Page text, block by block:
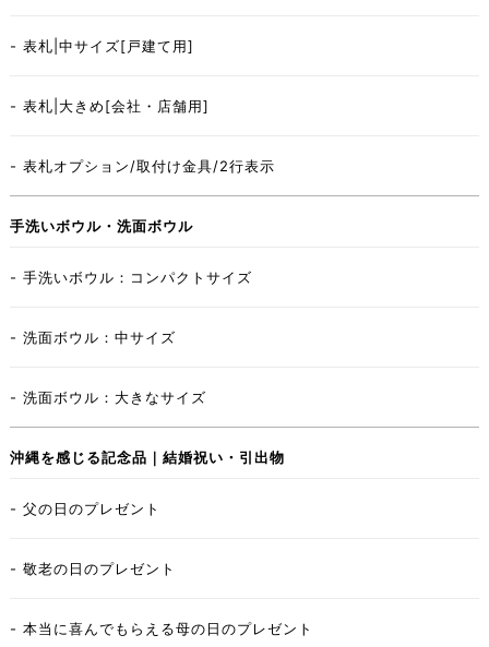
- 表札|中サイズ[戸建て用]
- 表札|大きめ[会社・店舗用]
- 表札オプション/取付け金具/2行表示
手洗いボウル・洗面ボウル
- 手洗いボウル：コンパクトサイズ
- 洗面ボウル：中サイズ
- 洗面ボウル：大きなサイズ
沖縄を感じる記念品｜結婚祝い・引出物
- 父の日のプレゼント
- 敬老の日のプレゼント
- 本当に喜んでもらえる母の日のプレゼント